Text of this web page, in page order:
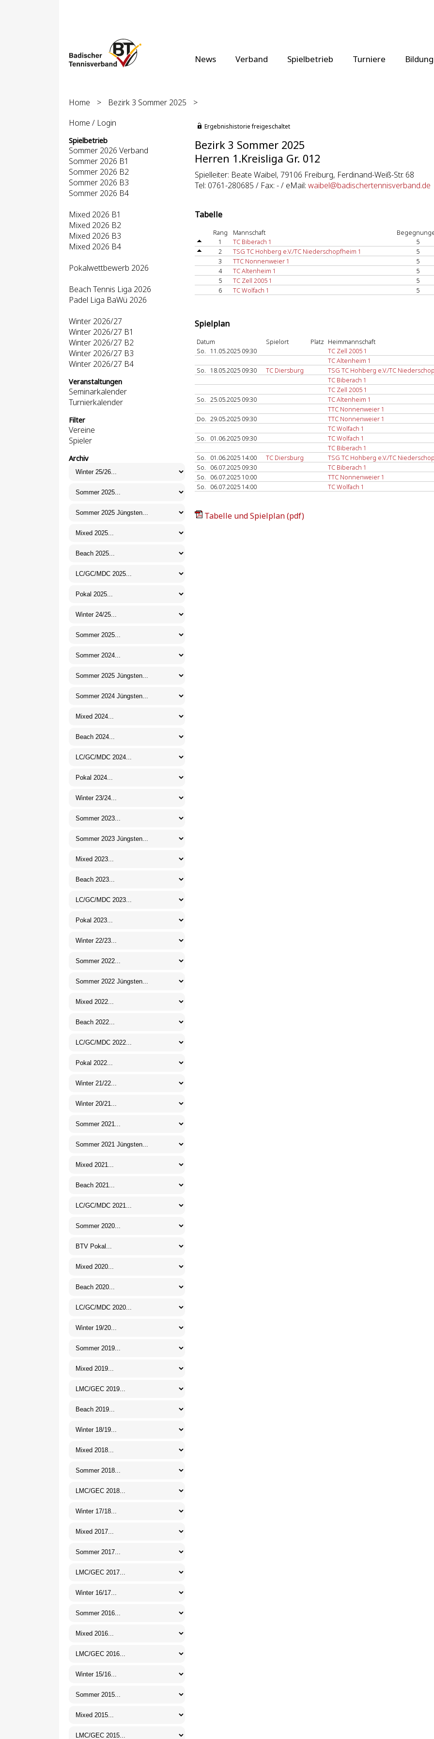
News Verband Spielbetrieb Turniere Bildung
Home > Bezirk 3 Sommer 2025
>
Home / Login
Spielbetrieb
Sommer 2026 Verband
Sommer 2026 B1
Sommer 2026 B2
Sommer 2026 B3
Sommer 2026 B4
Mixed 2026 B1
Mixed 2026 B2
Mixed 2026 B3
Mixed 2026 B4
Pokalwettbewerb 2026
Beach Tennis Liga 2026
Padel Liga BaWü 2026
Winter 2026/27
Winter 2026/27 B1
Winter 2026/27 B2
Winter 2026/27 B3
Winter 2026/27 B4
Veranstaltungen
Seminarkalender
Turnierkalender
Filter
Vereine
Spieler
Archiv
Ergebnishistorie freigeschaltet
Bezirk 3 Sommer 2025
Herren 1.Kreisliga Gr. 012
Spielleiter: Beate Waibel, 79106 Freiburg, Ferdinand-Weiß-Str. 68
Tel: 0761-280685 / Fax: - / eMail: waibel@badischertennisverband.de
Tabelle
Rang Mannschaft
1
TC Biberach 1 5
2
TSG TC Hohberg e.V./TC Niederschopfheim 1 5
3
TTC Nonnenweier 1 5
4
TC Altenheim 1 5
5
TC Zell 2005 1 5
6
TC Wolfach 1 5
Spielplan
Datum Spielort Platz Heimmannschaft
So.
11.05.2025 09:30 TC Zell 2005 1
TC Altenheim 1
So.
18.05.2025 09:30 TC Diersburg TSG TC Hohberg e.V./TC
TC Biberach 1
TC Zell 2005 1
So. 25.05.2025 09:30 TC Altenheim 1
TTC Nonnenweier 1
Do. 29.05.2025 09:30 TTC Nonnenweier 1
TC Wolfach 1
So.
01.06.2025 09:30 TC Wolfach 1
TC Biberach 1
So.
01.06.2025 14:00 TC Diersburg TSG TC Hohberg e.V./TC
So.
06.07.2025 09:30 TC Biberach 1
So.
06.07.2025 10:00 TTC Nonnenweier 1
So.
06.07.2025 14:00 TC Wolfach 1
Tabelle und Spielplan (pdf)